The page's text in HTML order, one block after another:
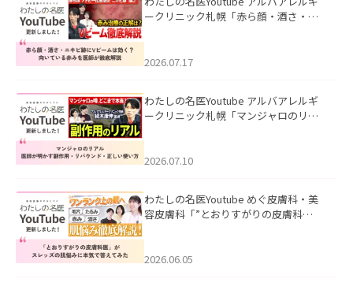
ークリニック札幌「赤ら顔・酒さ・ニ
した。
2026.07.17
わたしの名医Youtube アルバアレルギ
ークリニック札幌「マンジャロのリア
た。
2026.07.10
わたしの名医Youtube めぐ皮膚科・美
容皮膚科「”とおりすがりの皮膚科
2026.06.05